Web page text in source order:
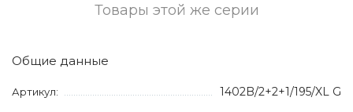
Товары этой же серии
Общие данные
Артикул: 1402B/2+2+1/195/XL G